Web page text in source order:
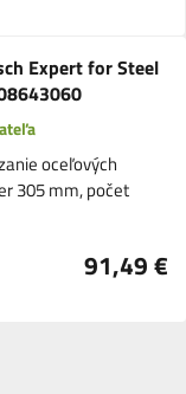
Expert for Steel
oceľových
305 mm, počet
91,49 €